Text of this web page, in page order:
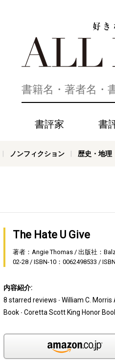
書評家 書
ノンフィクション 歴史・地理
The Hate U Give
著者：Angie Thomas 出版社：
02-28
ISBN-10：0062498533
内容紹介:
8 starred reviews ∙ William C.
Book ∙ Coretta Scott King Honor